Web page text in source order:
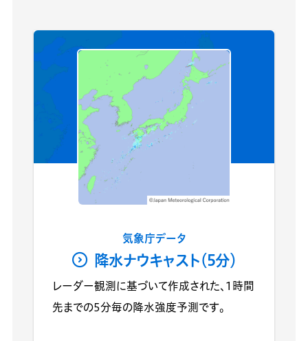
気象庁データ
降水ナウキャスト（5分）
レーダー観測に基づいて作成された、1時間
先までの5分毎の降水強度予測です。